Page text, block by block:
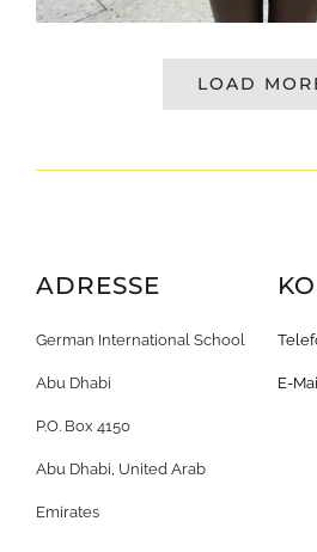
LOAD
ADRESSE
German International School
Abu Dhabi
P.O. Box 4150
Abu Dhabi, United Arab
Emirates
E-